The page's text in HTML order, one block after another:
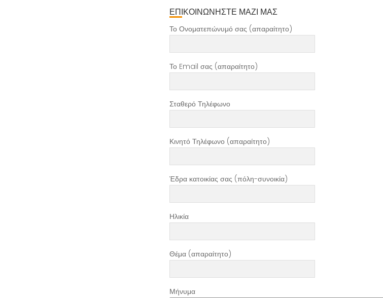
ΕΠΙΚΟΙΝΩΝΗΣΤΕ ΜΑΖΙ ΜΑΣ
Το Ονοματεπώνυμό σας (απαραίτητο)
Το Email σας (απαραίτητο)
Σταθερό Τηλέφωνο
Κινητό Τηλέφωνο (απαραίτητο)
Έδρα κατοικίας σας (πόλη-συνοικία)
Ηλικία
Θέμα (απαραίτητο)
Μήνυμα